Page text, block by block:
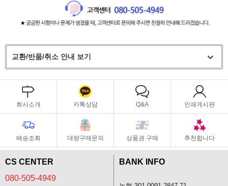
교환/반품/취소 안내 보기
회사소개 카톡상담 Q&A 인쇄게시판
배송조회 대량구매문의 상품권 구매 추천합니다
CS CENTER
080-505-4949
BANK INFO